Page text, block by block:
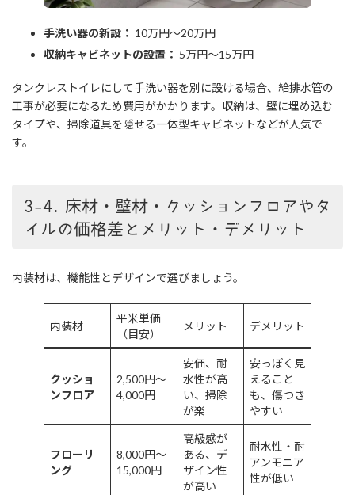
手洗い器の新設： 10万円～20万円
収納キャビネットの設置： 5万円～15万円
タンクレストイレにして手洗い器を別に設ける場合、給排水管の
工事が必要になるため費用がかかります。収納は、壁に埋め込む
タイプや、掃除道具を隠せる一体型キャビネットなどが人気で
す。
3-4. 床材・壁材・クッションフロアやタ
イルの価格差とメリット・デメリット
内装材は、機能性とデザインで選びましょう。
内装材
平米単価
（目安）
メリット デメリット
クッショ
ンフロア
2,500円～
4,000円
安価、耐
水性が高
い、掃除
が楽
安っぽく見
えること
も、傷つき
やすい
フローリ
ング
8,000円～
15,000円
高級感が
ある、デ
ザイン性
が高い
耐水性・耐
アンモニア
性が低い